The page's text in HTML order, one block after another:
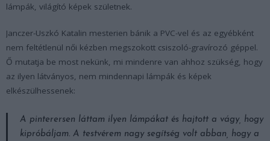
lámpák, világító képek születnek.
Janczer-Uszkó Katalin mesterien bánik a PVC-vel és az egyébként
nem feltétlenül női kézben megszokott csiszoló-gravírozó géppel.
Ő mutatja be most nekünk, mi mindenre van ahhoz szükség, hogy
az ilyen látványos, nem mindennapi lámpák és képek
elkészülhessenek:
A pinterersen láttam ilyen lámpákat és hajtott a vágy, hogy
kipróbáljam. A testvérem nagy segítség volt abban, hogy a